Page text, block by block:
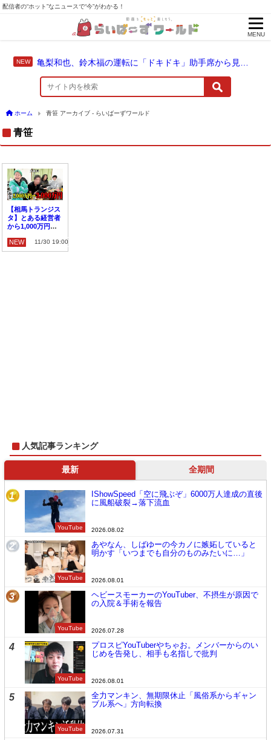
配信者の“ホット”なニュースで“今”がわかる！
MENU
ホーム 青笹 アーカイブ - らいばーずワールド
青笹
【相馬トランジス
タ】とある経営者
から1,000万円を
NEW
11/30 19:00
人気記事ランキング
最新 全期間
1
YouTube
IShowSpeed「空に飛ぶぞ」6000万人達成の直後
に風船破裂→落下流血
2026.08.02
2
YouTube
あやなん、しばゆーの今カノに嫉妬していると
明かす「いつまでも自分のものみたいに…」
2026.08.01
3
YouTube
ヘビースモーカーのYouTuber、不摂生が原因で
の入院＆手術を報告
2026.07.28
4
YouTube
プロスピYouTuberやちゃお。メンバーからのい
じめを告発し、相手も名指しで批判
2026.08.01
5
YouTube
全力マンキン、無期限休止「風俗系からギャン
ブル系へ」方向転換
2026.07.31